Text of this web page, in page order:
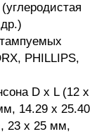
PHILLIPS,
D x L (12 x
14.29 x 25.40
23 x 25 мм,